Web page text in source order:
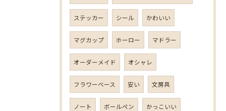
ステッカー シール かわいい
マグカップ ホーロー マドラー
オーダーメイド オシャレ
フラワーベース 安い 文房具
ノート ボールペン かっこいい